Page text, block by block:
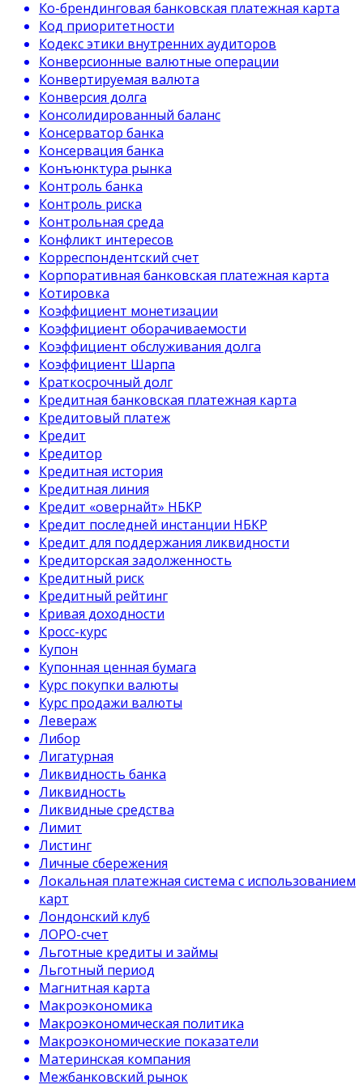
Ко-брендинговая банковская платежная карта
Код приоритетности
Кодекс этики внутренних аудиторов
Конверсионные валютные операции
Конвертируемая валюта
Конверсия долга
Консолидированный баланс
Консерватор банка
Консервация банка
Конъюнктура рынка
Контроль банка
Контроль риска
Контрольная среда
Конфликт интересов
Корреспондентский счет
Корпоративная банковская платежная карта
Котировка
Коэффициент монетизации
Коэффициент оборачиваемости
Коэффициент обслуживания долга
Коэффициент Шарпа
Краткосрочный долг
Кредитная банковская платежная карта
Кредитовый платеж
Кредит
Кредитор
Кредитная история
Кредитная линия
Кредит «овернайт» НБКР
Кредит последней инстанции НБКР
Кредит для поддержания ликвидности
Кредиторская задолженность
Кредитный риск
Кредитный рейтинг
Кривая доходности
Кросс-курс
Купон
Купонная ценная бумага
Курс покупки валюты
Курс продажи валюты
Левераж
Либор
Лигатурная
Ликвидность банка
Ликвидность
Ликвидные средства
Лимит
Листинг
Личные сбережения
Локальная платежная система с использованием
карт
Лондонский клуб
ЛОРО-счет
Льготные кредиты и займы
Льготный период
Магнитная карта
Макроэкономика
Макроэкономическая политика
Макроэкономические показатели
Материнская компания
Межбанковский рынок